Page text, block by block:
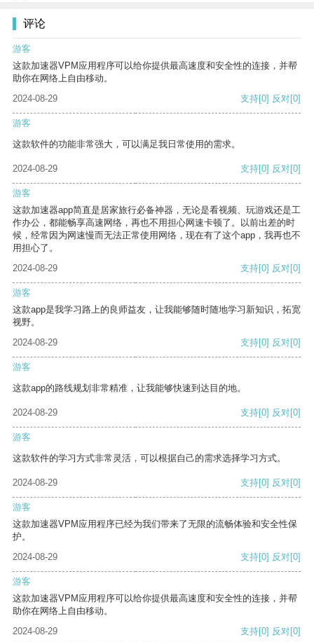
评论
游客
这款加速器VPM应用程序可以给你提供最高速度和安全性的连接，并帮
助你在网络上自由移动。
2024-08-29
支持[0] 反对[0]
游客
这款软件的功能非常强大，可以满足我日常使用的需求。
2024-08-29 支持[0] 反对[0]
游客
这款加速器app简直是居家旅行必备神器，无论是看视频、玩游戏还是工
作办公，都能畅享高速网络，再也不用担心网速卡顿了。以前出差的时
候，经常因为网速慢而无法正常使用网络，现在有了这个app，我再也不
用担心了。
2024-08-29
支持[0] 反对[0]
游客
这款app是我学习路上的良师益友，让我能够随时随地学习新知识，拓宽
视野。
2024-08-29
支持[0] 反对[0]
游客
这款app的路线规划非常精准，让我能够快速到达目的地。
2024-08-29 支持[0] 反对[0]
游客
这款软件的学习方式非常灵活，可以根据自己的需求选择学习方式。
2024-08-29 支持[0] 反对[0]
游客
这款加速器VPM应用程序已经为我们带来了无限的流畅体验和安全性保
护。
2024-08-29
支持[0] 反对[0]
游客
这款加速器VPM应用程序可以给你提供最高速度和安全性的连接，并帮
助你在网络上自由移动。
2024-08-29
支持[0] 反对[0]